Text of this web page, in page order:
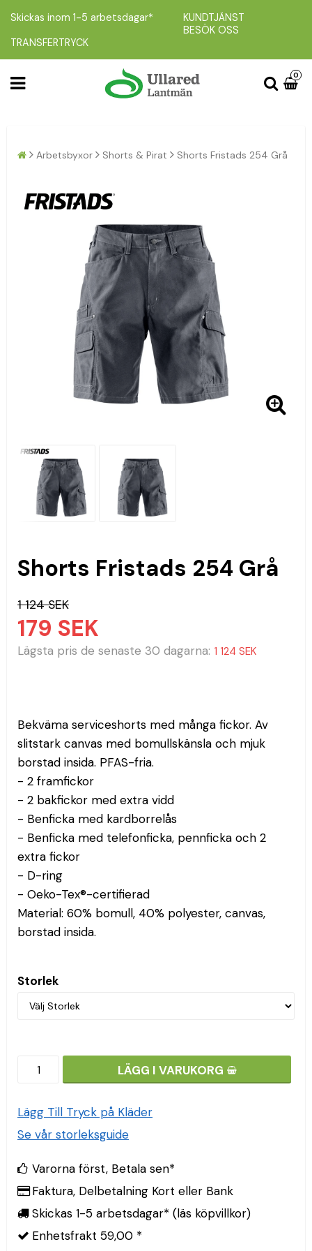
Skickas inom 1-5 arbetsdagar*
KUNDTJÄNST
BESÖK OSS
TRANSFERTRYCK
0
Arbetsbyxor Shorts & Pirat Shorts Fristads 254 Grå
Shorts Fristads 254 Grå
1 124 SEK
179 SEK
Lägsta pris de senaste 30 dagarna 1 124 SEK
Bekväma serviceshorts med många fickor. Av
slitstark canvas med bomullskänsla och mjuk
borstad insida. PFAS-fria.
- 2 framfickor
- 2 bakfickor med extra vidd
- Benficka med kardborrelås
- Benficka med telefonficka, pennficka och 2
extra fickor
- D-ring
- Oeko-Tex®-certifierad
Material: 60% bomull, 40% polyester, canvas,
borstad insida.
Storlek
LÄGG I VARUKORG
Lägg Till Tryck på Kläder
Se vår storleksguide
Varorna först, Betala sen*
Faktura, Delbetalning Kort eller Bank
Skickas 1-5 arbetsdagar* (läs köpvillkor)
Enhetsfrakt 59,00 *